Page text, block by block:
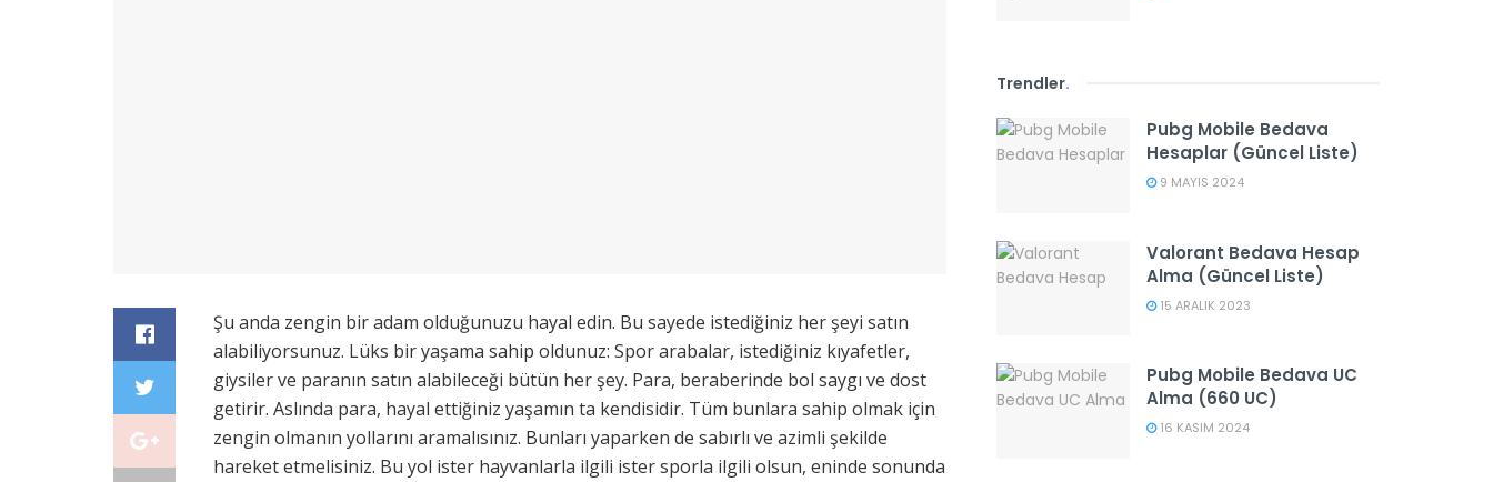
Şu anda zengin bir adam olduğunuzu hayal edin. Bu sayede istediğiniz her şeyi satın
alabiliyorsunuz. Lüks bir yaşama sahip oldunuz: Spor arabalar, istediğiniz kıyafetler,
giysiler ve paranın satın alabileceği bütün her şey. Para, beraberinde bol saygı ve dost
getirir. Aslında para, hayal ettiğiniz yaşamın ta kendisidir. Tüm bunlara sahip olmak için
zengin olmanın yollarını aramalısınız. Bunları yaparken de sabırlı ve azimli şekilde
hareket etmelisiniz. Bu yol ister hayvanlarla ilgili ister sporla ilgili olsun, eninde sonunda
Trendler.
Pubg Mobile Bedava
Hesaplar (Güncel Liste)
9 MAYIS 2024
Valorant Bedava Hesap
Alma (Güncel Liste)
15 ARALIK 2023
Pubg Mobile Bedava UC
Alma (660 UC)
16 KASIM 2024